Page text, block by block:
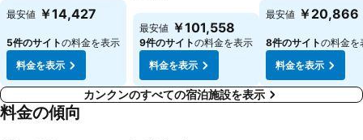
最安値 ￥14,427
5件のサイトの料金を表示
料金を表示
最安値 ￥101,558
9件のサイトの料金を表示
料金を表示
最安値 ￥20,866
8件のサイトの料金を
料金を表示
カンクンのすべての宿泊施設を表示
料金の傾向